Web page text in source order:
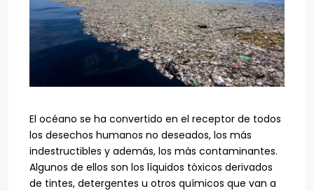
El océano se ha convertido en el receptor de todos
los desechos humanos no deseados, los más
indestructibles y además, los más contaminantes.
Algunos de ellos son los líquidos tóxicos derivados
de tintes, detergentes u otros químicos que van a